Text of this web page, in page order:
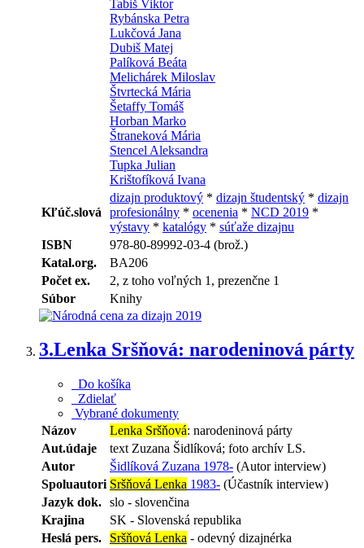
Tabiš Viktor
Rybánska Petra
Lukčová Jana
Dubiš Matej
Palíková Beáta
Melichárek Miloslav
Štvrtecká Mária
Šetaffy Tomáš
Horban Marko
Štraneková Mária
Stencel Aleksandra
Tupka Julian
Krištofíková Ivana
Kľúč.slová
dizajn produktový * dizajn študentský * dizajn
profesionálny * ocenenia * NCD 2019 *
výstavy * katalógy * súťaže dizajnu
ISBN
978-80-89992-03-4 (brož.)
Katal.org.
BA206
Počet ex.
2, z toho voľných 1, prezenčne 1
Súbor
Knihy
3.Lenka Sršňová: narodeninová párty
Do košíka
Zdielať
Vybrané dokumenty
Názov
Lenka Sršňová: narodeninová párty
Aut.údaje
text Zuzana Šidlíková; foto archív LS.
Autor
Šidlíková Zuzana 1978- (Autor interview)
Spoluautori Sršňová Lenka 1983- (Účastník interview)
Jazyk dok. slo - slovenčina
Krajina
SK - Slovenská republika
Heslá pers.
Sršňová Lenka - odevný dizajnérka